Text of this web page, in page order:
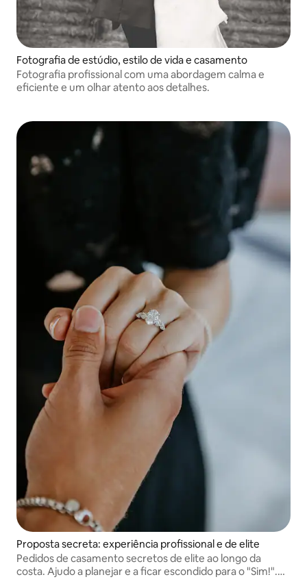
Fotografia de estúdio, estilo de vida e casamento
Fotografia profissional com uma abordagem calma e
eficiente e um olhar atento aos detalhes.
Proposta secreta: experiência profissional e de elite
Pedidos de casamento secretos de elite ao longo da
costa. Ajudo a planejar e a ficar escondido para o "Sim!".